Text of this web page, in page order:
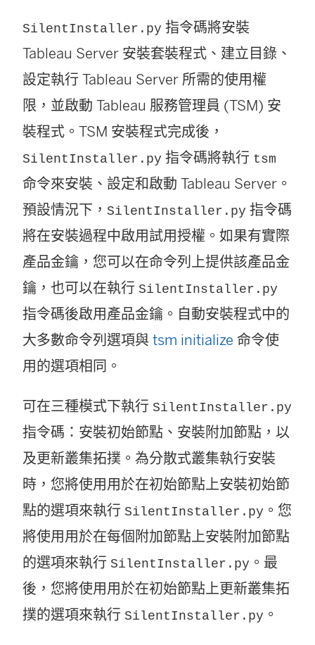
SilentInstaller.py 指令碼將安裝
Tableau Server 安裝套裝程式、建立目錄、
設定執行 Tableau Server 所需的使用權
限，並啟動 Tableau 服務管理員 (TSM) 安
裝程式。TSM 安裝程式完成後，
SilentInstaller.py 指令碼將執行 tsm
命令來安裝、設定和啟動 Tableau Server 。
預設情況下， SilentInstaller.py 指令碼
將在安裝過程中啟用試用授權。如果有實際
產品金鑰，您可以在命令列上提供該產品金
鑰，也可以在執行 SilentInstaller.py
指令碼後啟用產品金鑰。自動安裝程式中的
大多數命令列選項與 tsm initialize 命令使
用的選項相同。
可在三種模式下執行 SilentInstaller.py
指令碼：安裝初始節點、安裝附加節點，以
及更新叢集拓撲。為分散式叢集執行安裝
時，您將使用用於在初始節點上安裝初始節
點的選項來執行 SilentInstaller.py 。您
將使用用於在每個附加節點上安裝附加節點
的選項來執行 SilentInstaller.py 。最
後，您將使用用於在初始節點上更新叢集拓
撲的選項來執行 SilentInstaller.py 。